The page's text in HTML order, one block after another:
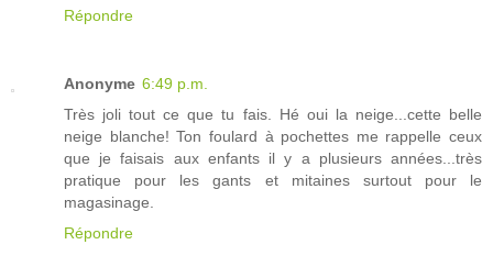
Répondre
Anonyme 6:49 p.m.
Très joli tout ce que tu fais. Hé oui la neige...cette belle
neige blanche! Ton foulard à pochettes me rappelle ceux
que je faisais aux enfants il y a plusieurs années...très
pratique pour les gants et mitaines surtout pour le
magasinage.
Répondre